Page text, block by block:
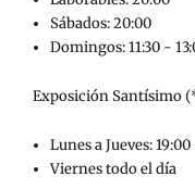
Sábados: 20:00
Domingos: 11:30 -
Exposición Santísimo
Lunes a Jueves:
Viernes todo el día